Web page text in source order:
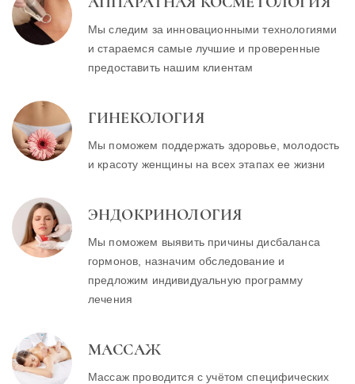
Мы следим за инновационными технологиями
и стараемся самые лучшие и проверенные
предоставить нашим клиентам
ГИНЕКОЛОГИЯ
Мы поможем поддержать здоровье, молодость
и красоту женщины на всех этапах ее жизни
ЭНДОКРИНОЛОГИЯ
Мы поможем выявить причины дисбаланса
гормонов, назначим обследование и
предложим индивидуальную программу
лечения
МАССАЖ
Массаж проводится с учётом специфических